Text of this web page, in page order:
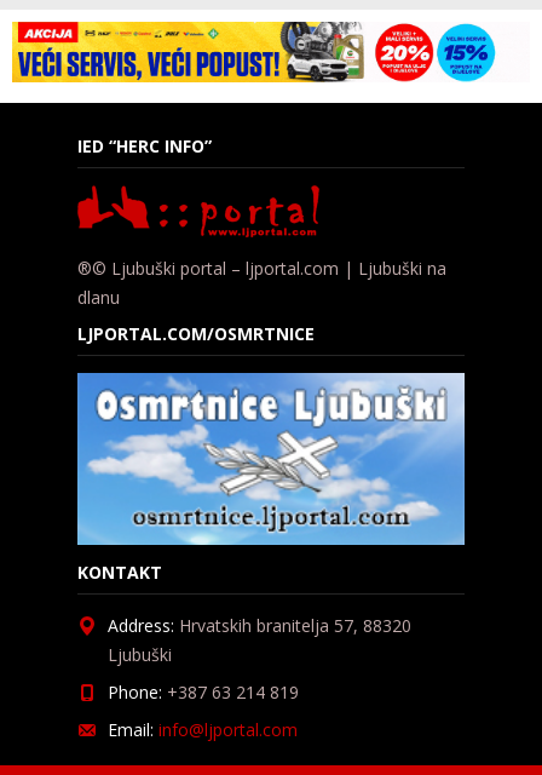
IED “HERC INFO”
®© Ljubuški portal – ljportal.com | Ljubuški na
dlanu
LJPORTAL.COM/OSMRTNICE
KONTAKT
Address: Hrvatskih branitelja 57, 88320
Ljubuški
Phone: +387 63 214 819
Email: info@ljportal.com